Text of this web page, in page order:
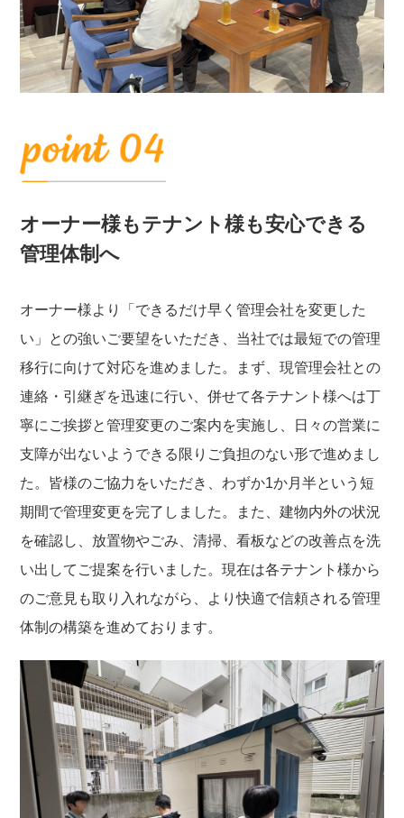
オーナー様もテナント様も安心できる
管理体制へ
オーナー様より「できるだけ早く管理会社を変更した
い」との強いご要望をいただき、当社では最短での管理
移行に向けて対応を進めました。まず、現管理会社との
連絡・引継ぎを迅速に行い、併せて各テナント様へは丁
寧にご挨拶と管理変更のご案内を実施し、日々の営業に
支障が出ないようできる限りご負担のない形で進めまし
た。皆様のご協力をいただき、わずか1か月半という短
期間で管理変更を完了しました。また、建物内外の状況
を確認し、放置物やごみ、清掃、看板などの改善点を洗
い出してご提案を行いました。現在は各テナント様から
のご意見も取り入れながら、より快適で信頼される管理
体制の構築を進めております。